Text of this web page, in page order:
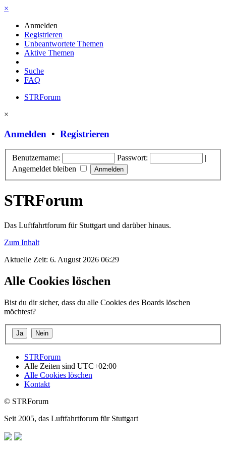
×
Anmelden
Registrieren
Unbeantwortete Themen
Aktive Themen
Suche
FAQ
STRForum
×
Anmelden • Registrieren
Benutzername: Passwort:
|
Angemeldet bleiben
STRForum
Das Luftfahrtforum für Stuttgart und darüber hinaus.
Zum Inhalt
Aktuelle Zeit: 6. August 2026 06:29
Alle Cookies löschen
Bist du dir sicher, dass du alle Cookies des Boards löschen
möchtest?
STRForum
Alle Zeiten sind UTC+02:00
Alle Cookies löschen
Kontakt
© STRForum
Seit 2005, das Luftfahrtforum für Stuttgart